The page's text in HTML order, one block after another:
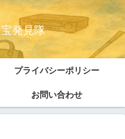
発見隊
プライバシーポリシー
お問い合わせ